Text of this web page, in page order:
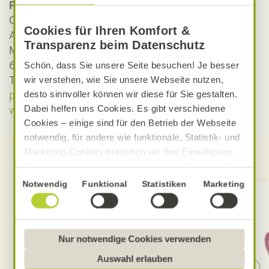
Cookies für Ihren Komfort &
Transparenz beim Datenschutz
Schön, dass Sie unsere Seite besuchen! Je besser
wir verstehen, wie Sie unsere Webseite nutzen,
desto sinnvoller können wir diese für Sie gestalten.
Dabei helfen uns Cookies. Es gibt verschiedene
Cookies – einige sind für den Betrieb der Webseite
notwendig, für andere wie funktionale, Statistik- und
Marketing-Cookies brauchen wir Ihre Einwilligung.
Das optimale Nutzererlebnis erhalten Sie, wenn Sie
„Alle Cookies erlauben“ anklicken. Ihre Einwilligung
umfasst in diesem Fall auch den Einsatz von
Dienstleistern in Drittländern, die kein mit der EU
Sofern personenbezogene Daten dorthin übermittelt
werden, besteht das Risiko, dass diese erfasst und
Einwilligungsauswahl
Notwendig Funktional Statistiken Marketing
Auswahl erlauben
Nur notwendige Cookies verwenden
Pressekontakt Alnatura
Constanze Klengel
Alnatura Presse- und Öffentlichkeitsarbeit
Mahatma-Gandhi-Straße 7
64295 Darmstadt
Telefon: 06151 – 356 6693
presse@alnatura.de
www.alnatura.de